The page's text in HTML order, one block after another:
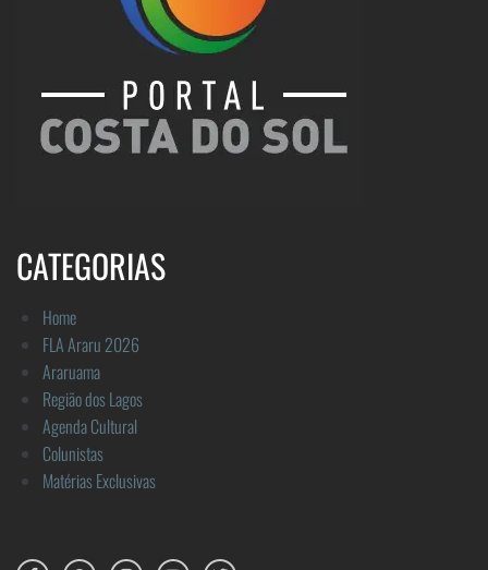
CATEGORIAS
Home
FLA Araru 2026
Araruama
Região dos Lagos
Agenda Cultural
Colunistas
Matérias Exclusivas